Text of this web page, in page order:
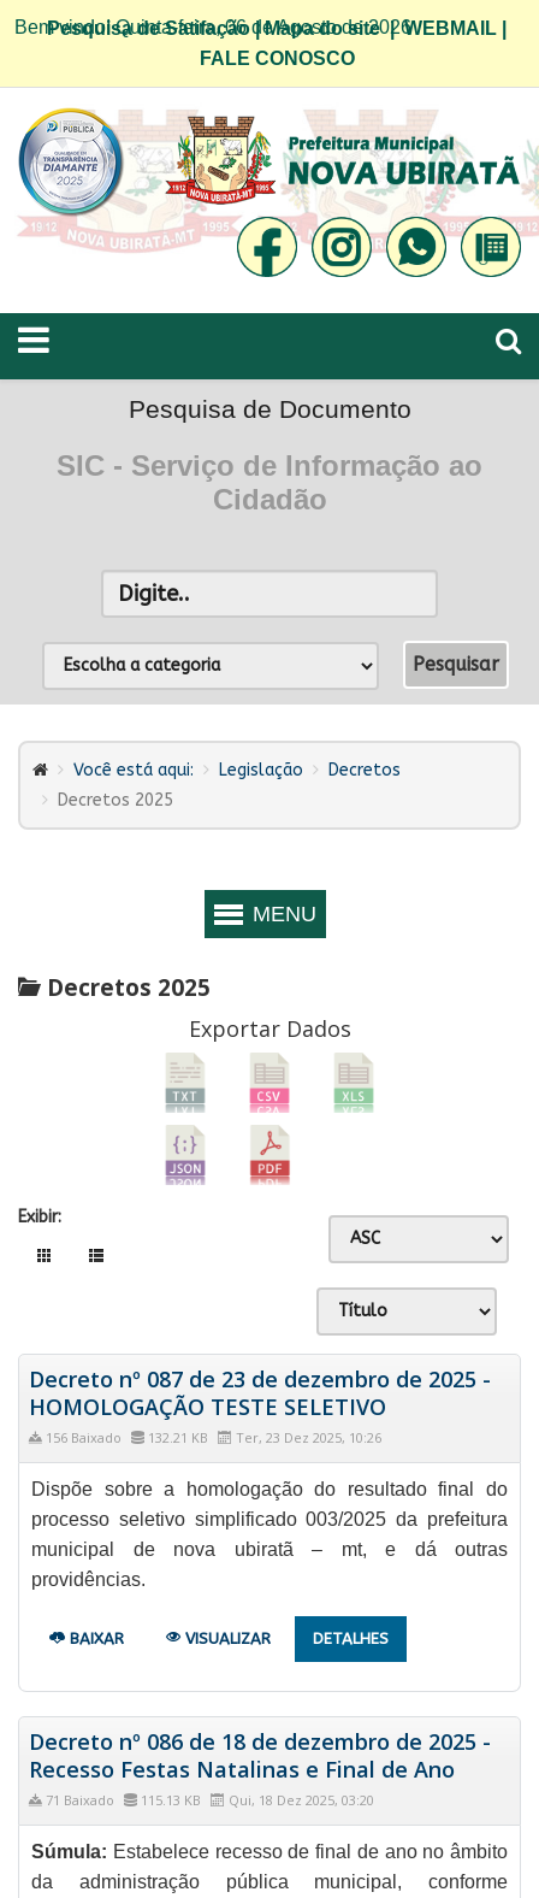
Bem vindo! Quinta-feira, 06 de Agosto de 2026
Pesquisa de Satifação|Mapa do site|WEBMAIL
FALE CONOSCO
Pesquisa de Documento
SIC - Serviço de Informação ao
Cidadão
Você está aqui: Legislação
Decretos
Decretos 2025
Decretos 2025
Exportar Dados
Exibir:
Decreto nº 087 de 23 de dezembro de 2025 -
HOMOLOGAÇÃO TESTE SELETIVO
156 Baixado 132.21 KB Ter, 23 Dez 2025, 10:26
Dispõe sobre a homologação do resultado final do
processo seletivo simplificado 003/2025 da prefeitura
municipal de nova ubiratã – mt, e dá outras
providências.
BAIXAR VISUALIZAR DETALHES
Decreto nº 086 de 18 de dezembro de 2025 -
Recesso Festas Natalinas e Final de Ano
71 Baixado 115.13 KB Qui, 18 Dez 2025, 03:20
Súmula: Estabelece recesso de final de ano no âmbito
da administração pública municipal, conforme